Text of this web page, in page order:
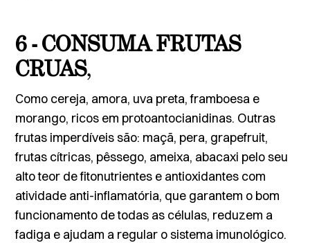
6 - CONSUMA FRUTAS
CRUAS,
Como cereja, amora, uva preta, framboesa e
morango, ricos em protoantocianidinas. Outras
frutas imperdíveis são: maçã, pera, grapefruit,
frutas cítricas, pêssego, ameixa, abacaxi pelo seu
alto teor de fitonutrientes e antioxidantes com
atividade anti-inflamatória, que garantem o bom
funcionamento de todas as células, reduzem a
fadiga e ajudam a regular o sistema imunológico.